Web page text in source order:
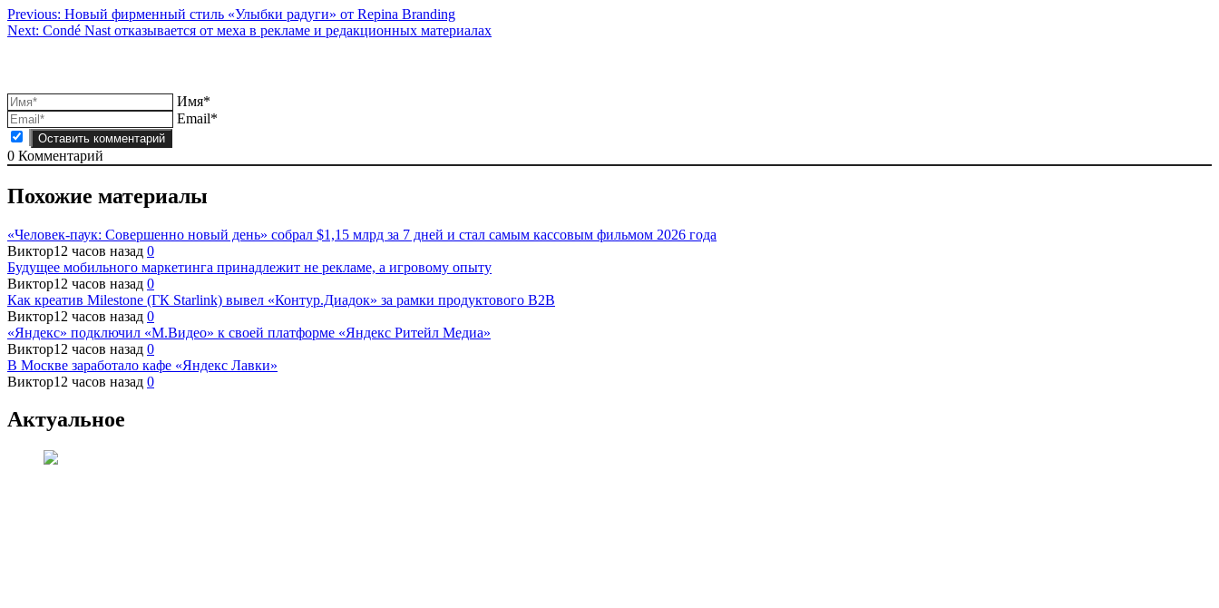
Навигация
по
Previous: Новый фирменный стиль «Улыбки радуги» от Repina Branding
Next: Condé Nast отказывается от меха в рекламе и редакционных материалах
Имя*
Email*
0 Комментарий
Похожие материалы
«Человек-паук: Совершенно новый день» собрал $1,15 млрд за 7 дней и стал самым кассовым фильмом 2026 года
Виктор12 часов назад 0
Будущее мобильного маркетинга принадлежит не рекламе, а игровому опыту
Виктор12 часов назад 0
Как креатив Milestone (ГК Starlink) вывел «Контур.Диадок» за рамки продуктового B2B
Виктор12 часов назад 0
«Яндекс» подключил «М.Видео» к своей платформе «Яндекс Ритейл Медиа»
Виктор12 часов назад 0
В Москве заработало кафе «Яндекс Лавки»
Виктор12 часов назад 0
Актуальное